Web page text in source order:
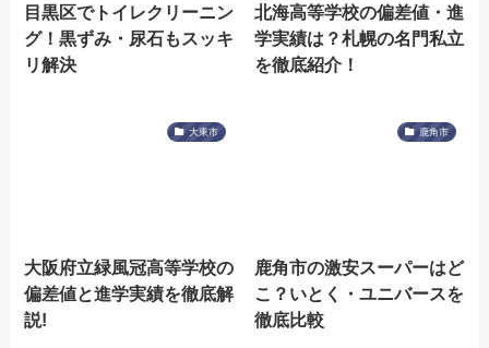
目黒区でトイレクリーニン
グ！黒ずみ・尿石もスッキ
リ解決
北海高等学校の偏差値・進
学実績は？札幌の名門私立
を徹底紹介！
大東市
大阪府立緑風冠高等学校の
偏差値と進学実績を徹底解
説!
鹿角市
鹿角市の激安スーパーはど
こ？いとく・ユニバースを
徹底比較